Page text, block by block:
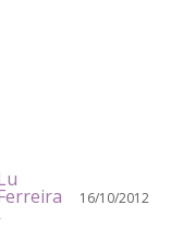
16/10/2012